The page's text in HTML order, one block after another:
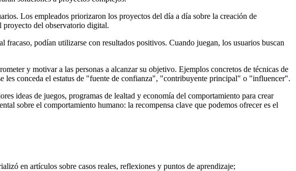
Los empleados priorizaron los proyectos del día a día sobre la creación de
proyecto del observatorio digital.
podían utilizarse con resultados positivos. Cuando juegan, los usuarios buscan
y motivar a las personas a alcanzar su objetivo. Ejemplos concretos de técnicas de
les conceda el estatus de "fuente de confianza", "contribuyente principal" o "influencer".
ideas de juegos, programas de lealtad y economía del comportamiento para crear
sobre el comportamiento humano: la recompensa clave que podemos ofrecer es el
en artículos sobre casos reales, reflexiones y puntos de aprendizaje;